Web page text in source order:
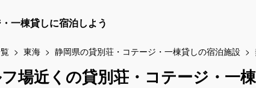
一棟貸しに宿泊しよう
東海 静岡県の貸別荘・コテージ・一棟貸しの宿泊施設
場近くの貸別荘・コテージ・一